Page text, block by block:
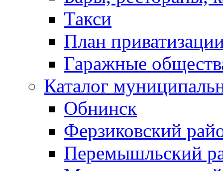
Такси
План
Гаражные
Каталог
Обнинск
Ферзиковский
Перемышльский